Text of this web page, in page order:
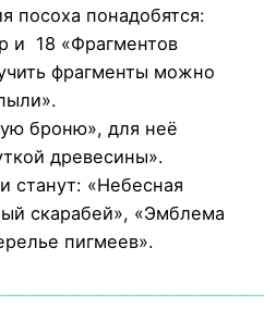
посоха понадобятся:
и 18 «Фрагментов
фрагменты можно
броню», для неё
древесины».
станут: «Небесная
скарабей», «Эмблема
пигмеев».